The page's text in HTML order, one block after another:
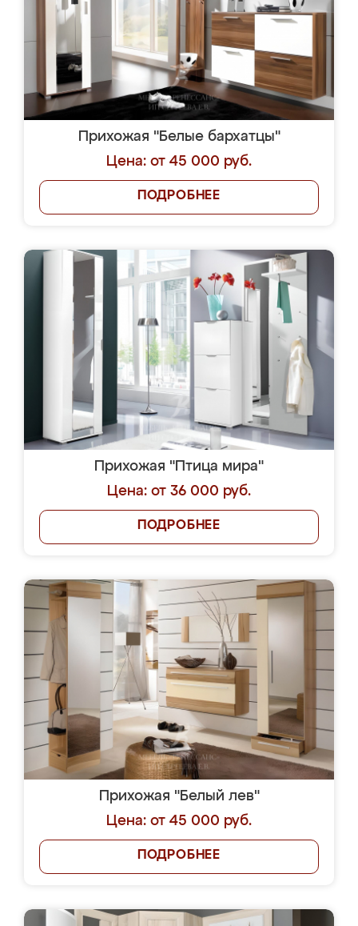
Прихожая "Белые бархатцы"
Цена: от 45 000 руб.
ПОДРОБНЕЕ
Прихожая "Птица мира"
Цена: от 36 000 руб.
ПОДРОБНЕЕ
Прихожая "Белый лев"
Цена: от 45 000 руб.
ПОДРОБНЕЕ